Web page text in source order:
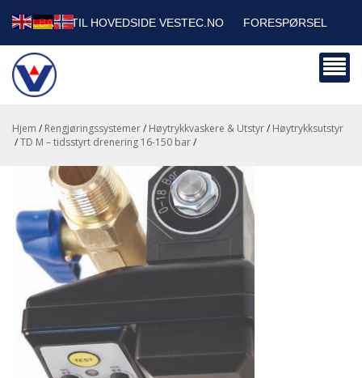
TILBAKE TIL HOVEDSIDE VESTEC.NO FORESPØRSEL
HANDLEVOGN
BEDRIFTSKUNDER
Hjem / Rengjøringssystemer/ Høytrykkvaskere & Utstyr/ Høytrykksutstyr
/TD M – tidsstyrt drenering 16-150 bar/